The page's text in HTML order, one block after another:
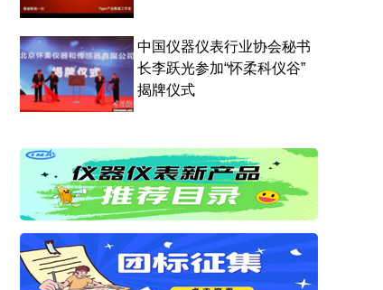
中国仪器仪表行业协会秘书
长李跃光参加“怀柔科仪谷”
揭牌仪式